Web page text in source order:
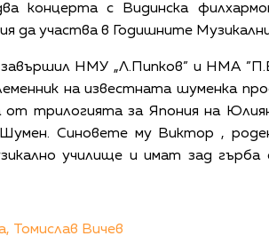
концерта с Видинска
да участва в Годишните
завършил НМУ „Л.Пипков” и НМА
на известната шуменка
от трилогията за Япония на
Синовете му Виктор ,
училище и имат зад гърба
Томислав Вичев